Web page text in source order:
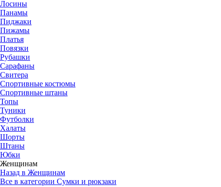
Лосины
Панамы
Пиджаки
Пижамы
Платья
Повязки
Рубашки
Сарафаны
Свитера
Спортивные костюмы
Спортивные штаны
Топы
Туники
Футболки
Халаты
Шорты
Штаны
Юбки
Женщинам
Назад в Женщинам
Все в категории Сумки и рюкзаки